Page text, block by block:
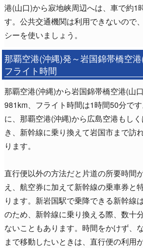
港(山口)から寂地峡周辺へは、車で約1
す。公共交通機関は利用できないので
シーを使いましょう。
那覇空港(沖縄)発～岩国錦帯橋空
フライト時間
那覇空港(沖縄)から岩国錦帯橋空港(山
981km、フライト時間は1時間50分で
に、那覇空港(沖縄)から広島空港もし
き、新幹線に乗り換えて岩国市まで訪
ります。
直行便以外の方法だと片道の所要時間
え、航空券に加えて新幹線の乗車券と
ります。新岩国駅で乗降できる新幹線
のため、新幹線に乗り換える際、数十
ないこともあります。時間をかけず、
まで移動したいときは、直行便の利用